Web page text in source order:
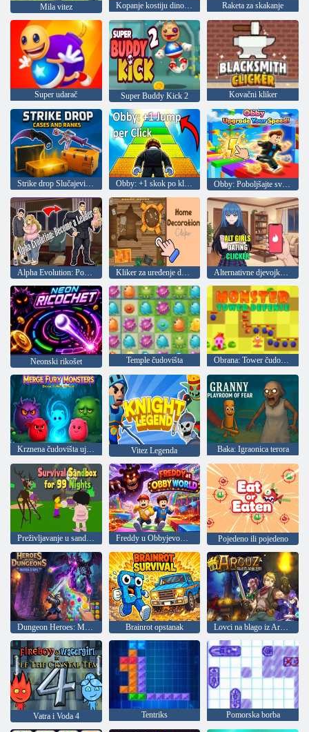
Mila vitez Kopanje kostiju dinosaura Raketa za skakanje
Super udarač Super Buddy Kick 2 Kovačni kliker
Strike drop Slučajevi i činovi Obby: +1 skok po kliku Obby: Poboljšajte svoju brzinu!
Alpha Evolution: Postanite vođa Kliker za uređenje doma Alternativne djevojke Click dating
Neonski rikošet Temple čudovišta Obrana: Tower čudovišta
Krznena čudovišta ujedinite se Vitez Legenda Baka: Igraonica terora
Preživljavanje u sandboxu 99 noći Freddy u Obbyjevom svijetu Pojedeno ili pojedeno
Dungeon Heroes: Match 3 Brainrot opstanak Lovci na blago iz Arkuze
Vatra i Voda 4 Tentriks Pomorska borba